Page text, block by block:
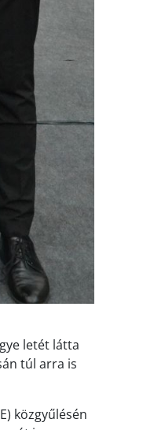
letét látta
túl arra is
közgyűlésén